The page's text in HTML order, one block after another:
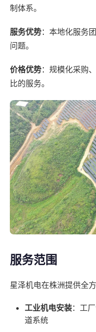
制体系。
服务优势：本地化服务
问题。
价格优势：规模化采购
比的服务。
服务范围
星泽机电在株洲提供全
工业机电安装：工
道系统